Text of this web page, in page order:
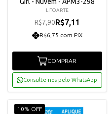
Girl - Nuvem - APM3-298
LITOARTE
R$7,90R$7,11
R$6,75 com PIX
COMPRAR
Consulte-nos pelo WhatsApp
10% OFF